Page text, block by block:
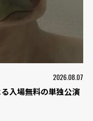
2026.08.07
入場無料の単独公演